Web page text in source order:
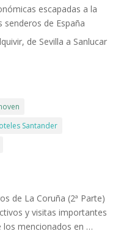
escapadas a la
de España
de Sevilla a Sanlucar
Santander
de La Coruña (2ª Parte)
y visitas importantes
los mencionados en …